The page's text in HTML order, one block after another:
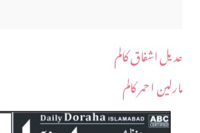
عدیل اشفاق کالم
مارلین ا حمر کالم